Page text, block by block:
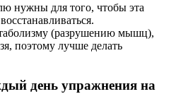
нужны для того, чтобы эта
(разрушению мышц),
поэтому лучше делать
день упражнения на